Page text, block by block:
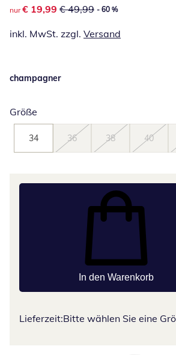
reduzierter Preis € 19,99, vorheriger
nur € 19,99 € 49,99 - 60 %
inkl. MwSt. zzgl. Versand
champagner
Größe
34 36 38 40
In den Warenkorb
Lieferzeit:Bitte wählen Sie eine